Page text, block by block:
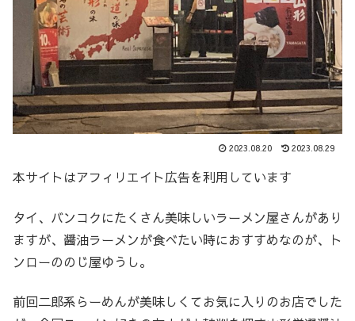
2023.08.20 2023.08.29
本サイトはアフィリエイト広告を利用しています
タイ、バンコクにたくさん美味しいラーメン屋さんがあり
ますが、醤油ラーメンが食べたい時におすすめなのが、ト
ンローののじ屋ゆうし。
前回二郎系らーめんが美味しくてお気に入りのお店でした